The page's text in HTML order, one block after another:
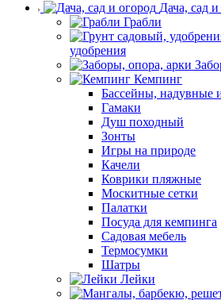
Дача, сад
Грабли
удобрения
Кемпинг
Бассейны, надувные
Гамаки
Душ походный
Зонты
Игры на природе
Качели
Коврики пляжные
Москитные сетки
Палатки
Посуда для кемпинга
Садовая мебель
Термосумки
Шатры
Лейки